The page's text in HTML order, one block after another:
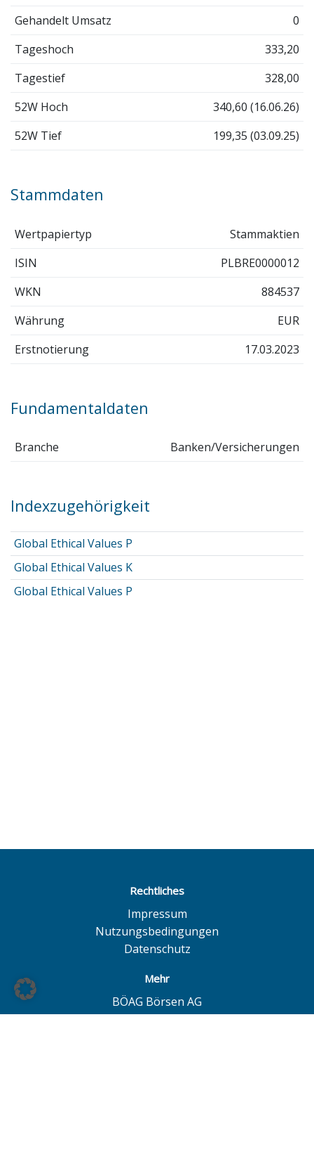
Gehandelt Umsatz
0
Tageshoch
333,20
Tagestief
328,00
52W Hoch
340,60 (16.06.26)
52W Tief
199,35 (03.09.25)
Stammdaten
Wertpapiertyp
Stammaktien
ISIN
PLBRE0000012
WKN
884537
Währung
EUR
Erstnotierung
17.03.2023
Fundamentaldaten
Branche Banken/Versicherungen
Indexzugehörigkeit
Global Ethical Values P
Global Ethical Values K
Global Ethical Values P
Rechtliches
Impressum
Nutzungsbedingungen
Datenschutz
Mehr
BÖAG Börsen AG
Börse Hamburg